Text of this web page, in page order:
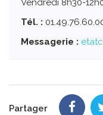
Vendredi 8h30-
Tél. :
Messagerie :
Partager